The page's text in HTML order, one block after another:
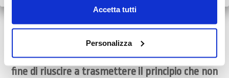
Accetta tutti
Personalizza
stessa situazione, per quanto possibile, in un
momento particolare di crescita soprattutto in
relazione al disagio con il quale i ragazzi e le
ragazze di oggi vivono il loro senso di fatica e al
fine di riuscire a trasmettere il principio che non